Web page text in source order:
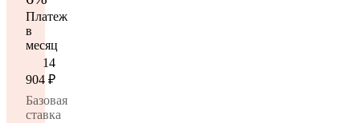
Платеж
в
месяц
14
904 ₽
Базовая
ставка